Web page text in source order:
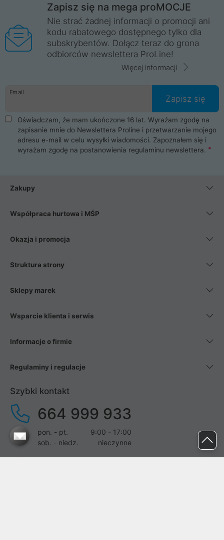
Zapisz się na mega proMOCJE
Nie strać żadnej informacji o promocji ani
kodu rabatowego dostępnego tylko dla
subskrybentów. Dołącz teraz do grona
odbiorców newslettera ProLine!
Więcej informacji
Email
Zapisz się
Oświadczam, że mam ukończone 16 lat. Wyrażam zgodę na
zapisanie mnie do Newslettera Proline i przetwarzanie mojego
adresu e-mail w celu wysyłki wiadomości. Zapoznałem się i
wyrażam zgodę na postanowienia regulaminu newslettera.
Zakupy
Współpraca hurtowa i MŚP
Okazja i promocja
Struktura strony
Sklepy marek
Wsparcie klienta i serwis
Informacje o firmie
Regulaminy i regulacje
Szybki kontakt
664 999 933
pon. - pt.
9:00 - 17:00
sob. - niedz.
nieczynne